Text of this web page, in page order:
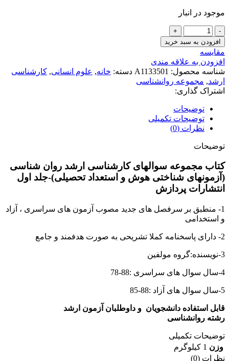
موجود در انبار
مجموعه
سوالهای
کارشناسی
ارشد
روان
شناسی
(آزمونهای
شناختی
هوش
و
استعدادتحصیلی)-
اول
افزودن به سبد خرید
مقايسه
افزودن به علاقه مندی
شناسه محصول: A1133501 دسته: خانه, علوم انسانی, کارشناسی
ارشد, مجموعه روانشناسی
اشتراک گذاری:
توضیحات
توضیحات تکمیلی
نظرات (0)
توضیحات
کتاب مجموعه سوالهای کارشناسی ارشد روان شناسی
(آزمونهای شناختی هوش و استعداد تحصیلی)-جلد اول
انتشارات پردازش
1- منطبق بر سرفصل های جدید مصوب آزمون های سراسری ، آزاد
و استخدامی
2- دارای پاسخنامه کملا تشریحی به صورت هدفمند و جامع
3-نویسنده:گروه مولفین
4-سال سوال های سراسری :88-78
5-سال سوال های آزاد :88-85
قابل استفاده دانشجویان و داوطلبان آزمون ارشد
رشته روانشناسی
توضیحات تکمیلی
وزن 1 کیلوگرم
نظرات (0)